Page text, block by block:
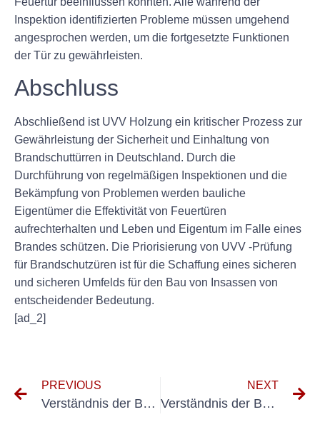
Inspektion identifizierten Probleme müssen umgehend
angesprochen werden, um die fortgesetzte Funktionen
der Tür zu gewährleisten.
Abschluss
Abschließend ist UVV Holzung ein kritischer Prozess zur
Gewährleistung der Sicherheit und Einhaltung von
Brandschuttürren in Deutschland. Durch die
Durchführung von regelmäßigen Inspektionen und die
Bekämpfung von Problemen werden bauliche
Eigentümer die Effektivität von Feuertüren
aufrechterhalten und Leben und Eigentum im Falle eines
Brandes schützen. Die Priorisierung von UVV -Prüfung
für Brandschutzüren ist für die Schaffung eines sicheren
und sicheren Umfelds für den Bau von Insassen von
entscheidender Bedeutung.
[ad_2]
PREVIOUS
Verständnis der Bedeutung der Beähigte -Person in DGUV V3 Compliance
NEXT
Verständnis der Bedeutung der DGUV V3 -Messung in der Sicherheit am Arbeitsplatz